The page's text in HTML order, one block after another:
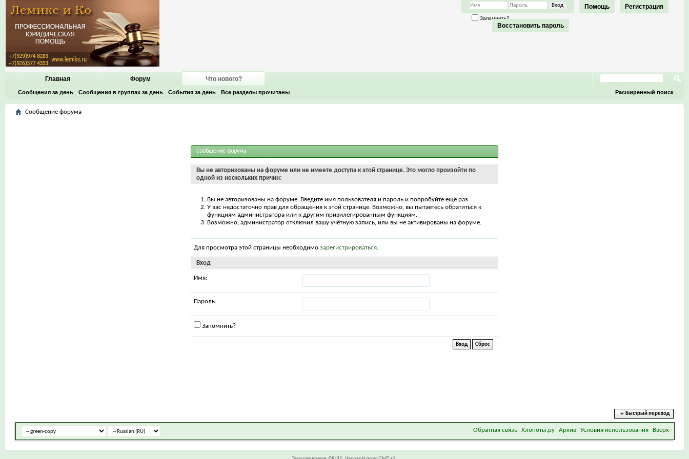
Регистрация
Помощь
Запомнить?
Восстановить пароль
Главная Форум Что нового?
Сообщения за день Сообщения в группах за день События за день Все разделы прочитаны Расширенный поиск
Сообщение форума
Сообщение форума
Вы не авторизованы на форуме или не имеете доступа к этой странице. Это могло произойти по
одной из нескольких причин:
Вы не авторизованы на форуме. Введите имя пользователя и пароль и попробуйте ещё раз.
У вас недостаточно прав для обращения к этой странице. Возможно, вы пытаетесь обратиться к
функциям администратора или к другим привилегированным функциям.
Возможно, администратор отключил вашу учётную запись, или вы не активированы на форуме.
Для просмотра этой страницы необходимо зарегистрироваться.
Вход
Имя:
Пароль:
Запомнить?
Быстрый переход
Обратная связь Хлопоты.ру Архив Условия использования Вверх